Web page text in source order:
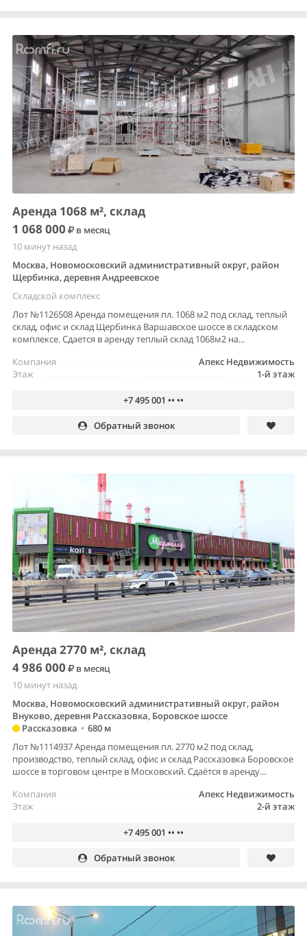
Аренда 1068 м², склад
1 068 000
в месяц
10 минут назад
Москва, Новомосковский административный округ, район
Щербинка, деревня Андреевское
Складской комплекс
Лот №1126508 Аренда помещения пл. 1068 м2 под склад, теплый
склад, офис и склад Щербинка Варшавское шоссе в складском
комплексе. Сдается в аренду теплый склад 1068м2 на...
Апекс Недвижимость
Компания
1-й этаж
Этаж
+7 495 001 •• ••
Обратный звонок
Аренда 2770 м², склад
4 986 000
в месяц
10 минут назад
Москва, Новомосковский административный округ, район
Внуково, деревня Рассказовка, Боровское шоссе
Рассказовка • 680 м
Лот №1114937 Аренда помещения пл. 2770 м2 под склад,
производство, теплый склад, офис и склад Рассказовка Боровское
шоссе в торговом центре в Московский. Сдаётся в аренду...
Апекс Недвижимость
Компания
2-й этаж
Этаж
+7 495 001 •• ••
Обратный звонок